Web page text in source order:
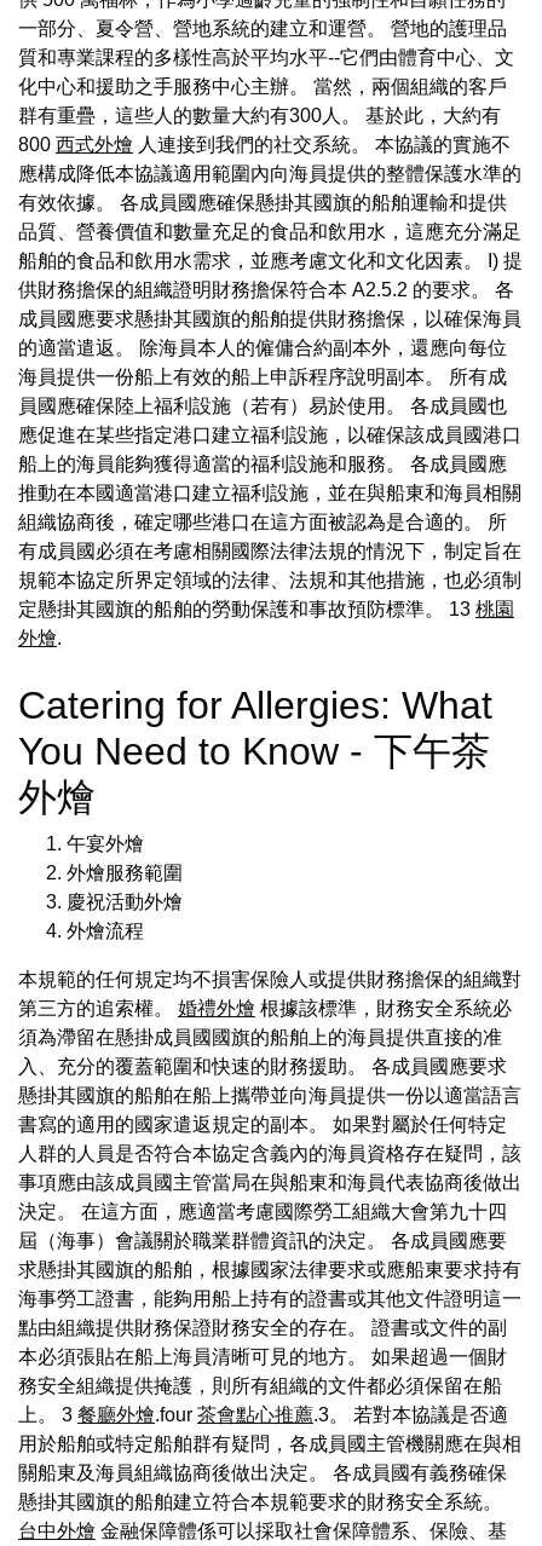
一部分、夏令營、營地系統的建立和運營。 營地的護理品
質和專業課程的多樣性高於平均水平--它們由體育中心、文
化中心和援助之手服務中心主辦。 當然，兩個組織的客戶
群有重疊，這些人的數量大約有300人。 基於此，大約有
800 西式外燴 人連接到我們的社交系統。 本協議的實施不
應構成降低本協議適用範圍內向海員提供的整體保護水準的
有效依據。 各成員國應確保懸掛其國旗的船舶運輸和提供
品質、營養價值和數量充足的食品和飲用水，這應充分滿足
船舶的食品和飲用水需求，並應考慮文化和文化因素。 I) 提
供財務擔保的組織證明財務擔保符合本 A2.5.2 的要求。 各
成員國應要求懸掛其國旗的船舶提供財務擔保，以確保海員
的適當遣返。 除海員本人的僱傭合約副本外，還應向每位
海員提供一份船上有效的船上申訴程序說明副本。 所有成
員國應確保陸上福利設施（若有）易於使用。 各成員國也
應促進在某些指定港口建立福利設施，以確保該成員國港口
船上的海員能夠獲得適當的福利設施和服務。 各成員國應
推動在本國適當港口建立福利設施，並在與船東和海員相關
組織協商後，確定哪些港口在這方面被認為是合適的。 所
有成員國必須在考慮相關國際法律法規的情況下，制定旨在
規範本協定所界定領域的法律、法規和其他措施，也必須制
定懸掛其國旗的船舶的勞動保護和事故預防標準。 13 桃園
外燴.
Catering for Allergies: What
You Need to Know - 下午茶
外燴
午宴外燴
外燴服務範圍
慶祝活動外燴
外燴流程
本規範的任何規定均不損害保險人或提供財務擔保的組織對
第三方的追索權。 婚禮外燴 根據該標準，財務安全系統必
須為滯留在懸掛成員國國旗的船舶上的海員提供直接的准
入、充分的覆蓋範圍和快速的財務援助。 各成員國應要求
懸掛其國旗的船舶在船上攜帶並向海員提供一份以適當語言
書寫的適用的國家遣返規定的副本。 如果對屬於任何特定
人群的人員是否符合本協定含義內的海員資格存在疑問，該
事項應由該成員國主管當局在與船東和海員代表協商後做出
決定。 在這方面，應適當考慮國際勞工組織大會第九十四
屆（海事）會議關於職業群體資訊的決定。 各成員國應要
求懸掛其國旗的船舶，根據國家法律要求或應船東要求持有
海事勞工證書，能夠用船上持有的證書或其他文件證明這一
點由組織提供財務保證財務安全的存在。 證書或文件的副
本必須張貼在船上海員清晰可見的地方。 如果超過一個財
務安全組織提供掩護，則所有組織的文件都必須保留在船
上。 3 餐廳外燴.four 茶會點心推薦.3。 若對本協議是否適
用於船舶或特定船舶群有疑問，各成員國主管機關應在與相
關船東及海員組織協商後做出決定。 各成員國有義務確保
懸掛其國旗的船舶建立符合本規範要求的財務安全系統。
台中外燴 金融保障體係可以採取社會保障體系、保險、基